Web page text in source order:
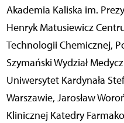
Akademia Kaliska im.
Henryk Matusiewicz
Technologii Chemicznej,
Szymański Wydział
Uniwersytet Kardynała
Warszawie, Jarosław
Klinicznej Katedry